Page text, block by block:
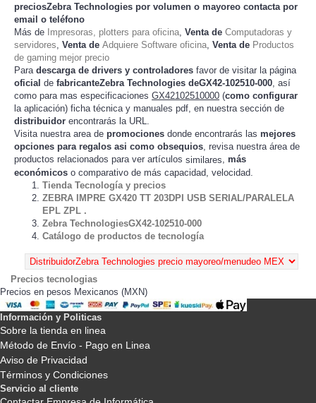
preciosZebra Technologies por volumen o mayoreo contacta por
email o teléfono
Más de Impresoras, plotters para oficina Venta de Computadoras y
servidores Venta de Adquiere Software oficina Venta de Productos
de gaming mejor precio
Para descarga de drivers y controladores favor de visitar la página
oficial de fabricanteZebra Technologies deGX42-102510-000 , así
como para mas especificaciones GX42102510000 (como configurar
la aplicación) ficha técnica y manuales pdf, en nuestra sección de
distribuidor encontrarás la URL.
Visita nuestra area de promociones donde encontrarás las mejores
opciones para regalos asi como obsequios, revisa nuestra área de
productos relacionados para ver artículos similares, más
económicos o comparativo de más capacidad, velocidad.
Tienda Tecnología y precios
ZEBRA IMPRE GX420 TT 203DPI USB SERIAL/PARALELA
EPL ZPL .
Zebra TechnologiesGX42-102510-000
Catálogo de productos de tecnología
Precios tecnologias
Precios en pesos Mexicanos (MXN)
Información y Politicas
Sobre la tienda en linea
Método de Envío - Pago en Linea
Aviso de Privacidad
Términos y Condiciones
Servicio al cliente